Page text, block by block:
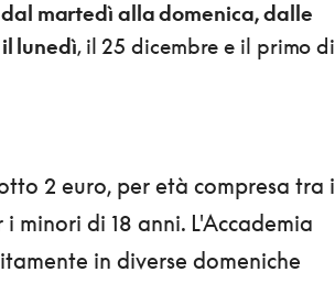
martedì alla domenica, dalle
lunedì, il 25 dicembre e il primo di
2 euro, per età compresa tra i
minori di 18 anni. L'Accademia
in diverse domeniche